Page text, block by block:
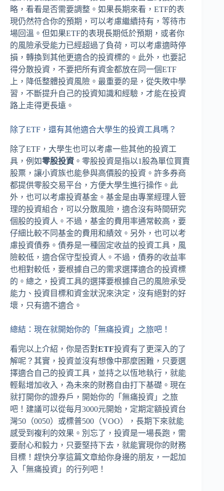
略，看看是否需要調整。如果長期來看，ETF的表
現仍然符合你的預期，可以考慮繼續持有，等待市
場回溫。但如果ETF的表現長期低於預期，或者你
的風險承受能力已經超過了負荷，可以考慮適時停
損，轉換到其他更適合的投資標的。此外，也要記
得分散投資，不要把所有資金都放在同一個ETF
上，降低整體投資風險。最重要的是，從失敗中學
習，不斷提升自己的投資知識和經驗，才能在投資
路上走得更長遠。
除了ETF，還有其他適合大學生的投資工具嗎？
除了ETF，大學生也可以考慮一些其他的投資工
具，例如零股投資 。零股投資是指以1股為單位買賣
股票，讓小資族也能參與高價股的投資。許多券商
都提供零股交易平台，方便大學生進行操作。此
外，也可以考慮投資基金。基金是由專業經理人管
理的投資組合，可以分散風險，適合沒有時間研究
個股的投資人。不過，基金的費用率通常較高，要
仔細比較不同基金的費用和績效。另外，也可以考
慮投資債券。債券是一種固定收益的投資工具，風
險較低，適合保守型投資人。不過，債券的收益率
也相對較低，要根據自己的需求選擇適合的投資標
的。總之，投資工具的選擇要根據自己的風險承受
能力、投資目標和資金狀況來決定，沒有絕對的好
壞，只有適不適合。
總結：現在就開始你的「無痛投資」之旅吧！
看完以上介紹，你是否對ETF投資有了更深入的了
解呢？其實，投資並沒有想像中那麼困難，只要選
擇適合自己的投資工具，並持之以恆地執行，就能
輕鬆增加收入，為未來的財務自由打下基礎。現在
就打開你的證券戶，開始你的「無痛投資」之旅
吧！建議可以從每月3000元開始，定期定額投資台
灣50（0050）或標普500（VOO），長期下來就能
感受到複利的效果。別忘了，投資是一場長跑，需
要耐心和毅力，只要堅持下去，就能實現你的財務
目標！趕快分享這篇文章給你身邊的朋友，一起加
入「無痛投資」的行列吧！